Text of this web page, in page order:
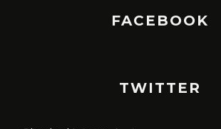
FACEBOOK
TWITTER